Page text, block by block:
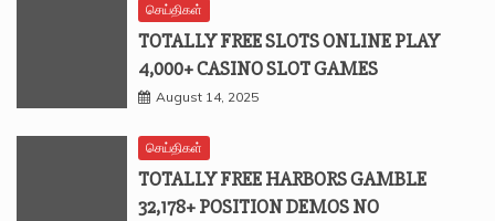
செய்திகள்
TOTALLY FREE SLOTS ONLINE PLAY
4,000+ CASINO SLOT GAMES
August 14, 2025
செய்திகள்
TOTALLY FREE HARBORS GAMBLE
32,178+ POSITION DEMOS NO